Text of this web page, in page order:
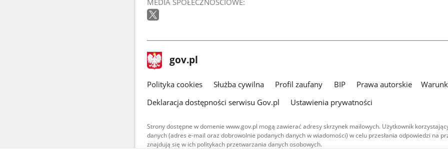
stopka
gov.pl Strona
gov.pl
gov.pl
Polityka cookies Służba cywilna Profil zaufany BIP Prawa autorskie
Deklaracja dostępności serwisu Gov.pl
Ustawienia prywatności
Strony dostępne w domenie www.gov.pl mogą zawierać adresy skrzynek mailowych. Użytkownik
danych (adres e-mail oraz dobrowolnie podanych danych w wiadomości) w celu przesłania odpowiedzi na
znajdują się w ich politykach przetwarzania danych osobowych.